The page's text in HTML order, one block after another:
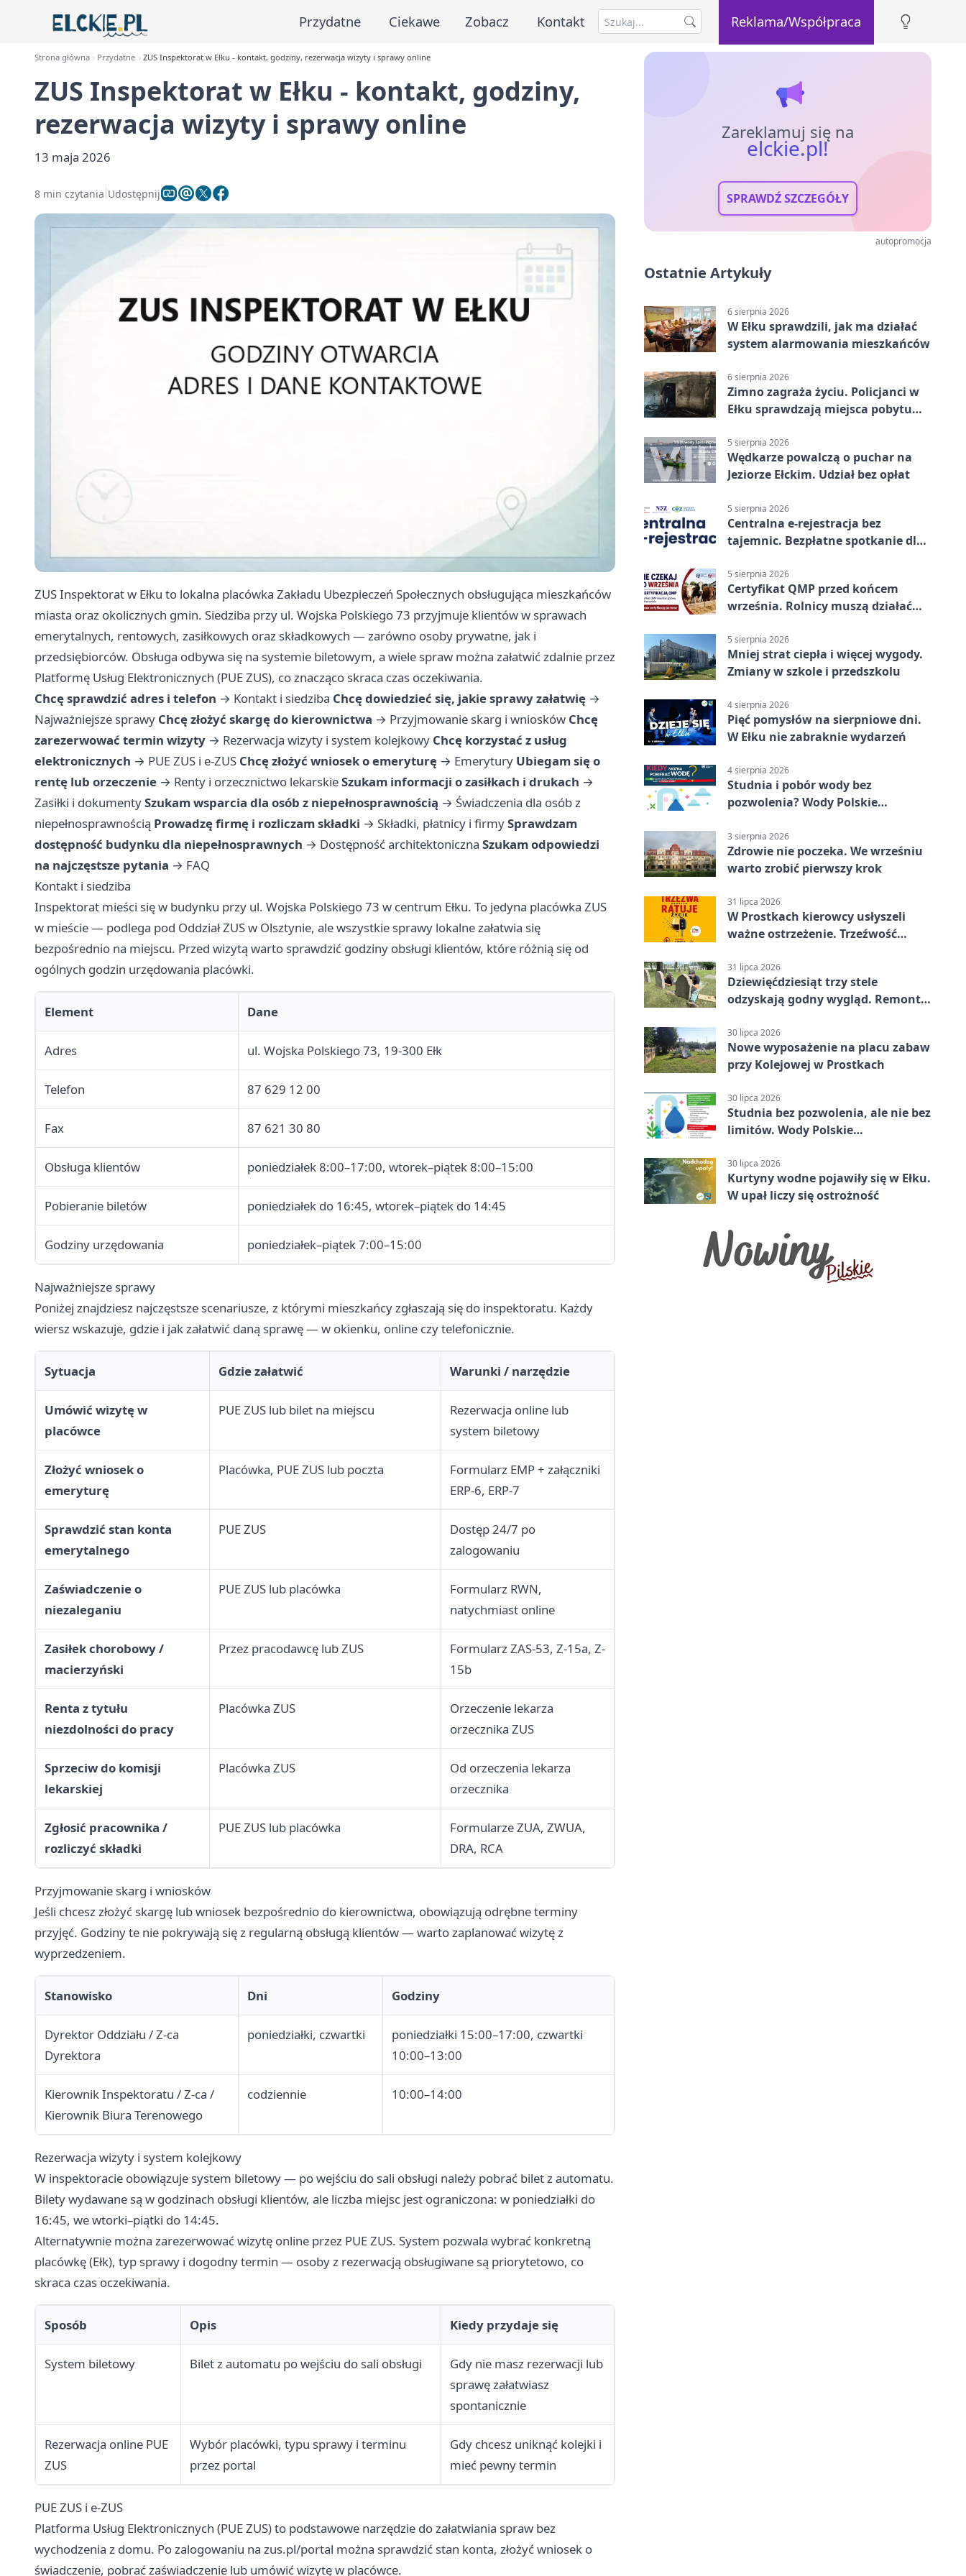
Przydatne Ciekawe Zobacz Kontakt Reklama/Współpraca
Strona główna Przydatne ZUS Inspektorat w Ełku - kontakt, godziny, rezerwacja wizyty i sprawy online
ZUS Inspektorat w Ełku - kontakt, godziny,
rezerwacja wizyty i sprawy online
13 maja 2026
8 min czytania Udostępnij
ZUS Inspektorat w Ełku to lokalna placówka Zakładu Ubezpieczeń Społecznych obsługująca mieszkańców
miasta oraz okolicznych gmin. Siedziba przy ul. Wojska Polskiego 73 przyjmuje klientów w sprawach
emerytalnych, rentowych, zasiłkowych oraz składkowych — zarówno osoby prywatne, jak i
przedsiębiorców. Obsługa odbywa się na systemie biletowym, a wiele spraw można załatwić zdalnie przez
Platformę Usług Elektronicznych (PUE ZUS), co znacząco skraca czas oczekiwania.
Chcę sprawdzić adres i telefon → Kontakt i siedziba Chcę dowiedzieć się, jakie sprawy załatwię →
Najważniejsze sprawy Chcę złożyć skargę do kierownictwa → Przyjmowanie skarg i wniosków Chcę
zarezerwować termin wizyty → Rezerwacja wizyty i system kolejkowy Chcę korzystać z usług
elektronicznych → PUE ZUS i e-ZUS Chcę złożyć wniosek o emeryturę → Emerytury Ubiegam się o
rentę lub orzeczenie → Renty i orzecznictwo lekarskieSzukam informacji o zasiłkach i drukach →
Zasiłki i dokumentySzukam wsparcia dla osób z niepełnosprawnością → Świadczenia dla osób z
niepełnosprawnością Prowadzę firmę i rozliczam składki → Składki, płatnicy i firmySprawdzam
dostępność budynku dla niepełnosprawnych → Dostępność architektoniczna Szukam odpowiedzi
na najczęstsze pytania → FAQ
Kontakt i siedziba
Inspektorat mieści się w budynku przy ul. Wojska Polskiego 73 w centrum Ełku. To jedyna placówka ZUS
w mieście — podlega pod Oddział ZUS w Olsztynie, ale wszystkie sprawy lokalne załatwia się
bezpośrednio na miejscu. Przed wizytą warto sprawdzić godziny obsługi klientów, które różnią się od
ogólnych godzin urzędowania placówki.
Element Dane
Adres ul. Wojska Polskiego 73, 19-300 Ełk
Telefon 87 629 12 00
Fax 87 621 30 80
Obsługa klientów poniedziałek 8:00–17:00, wtorek–piątek 8:00–15:00
Pobieranie biletów poniedziałek do 16:45, wtorek–piątek do 14:45
Godziny urzędowania poniedziałek–piątek 7:00–15:00
Najważniejsze sprawy
Poniżej znajdziesz najczęstsze scenariusze, z którymi mieszkańcy zgłaszają się do inspektoratu. Każdy
wiersz wskazuje, gdzie i jak załatwić daną sprawę — w okienku, online czy telefonicznie.
Sytuacja Gdzie załatwić Warunki / narzędzie
Umówić wizytę w
placówce
PUE ZUS lub bilet na miejscu
Rezerwacja online lub
system biletowy
Złożyć wniosek o
emeryturę
Placówka, PUE ZUS lub poczta
Formularz EMP + załączniki
ERP-6, ERP-7
Sprawdzić stan konta
emerytalnego
PUE ZUS
Dostęp 24/7 po
zalogowaniu
Zaświadczenie o
niezaleganiu
PUE ZUS lub placówka
Formularz RWN,
natychmiast online
Zasiłek chorobowy /
macierzyński
Przez pracodawcę lub ZUS
Formularz ZAS-53, Z-15a, Z-
15b
Renta z tytułu
niezdolności do pracy
Placówka ZUS
Orzeczenie lekarza
orzecznika ZUS
Sprzeciw do komisji
lekarskiej
Placówka ZUS
Od orzeczenia lekarza
orzecznika
Zgłosić pracownika /
rozliczyć składki
PUE ZUS lub placówka
Formularze ZUA, ZWUA,
DRA, RCA
Przyjmowanie skarg i wniosków
Jeśli chcesz złożyć skargę lub wniosek bezpośrednio do kierownictwa, obowiązują odrębne terminy
przyjęć. Godziny te nie pokrywają się z regularną obsługą klientów — warto zaplanować wizytę z
wyprzedzeniem.
Stanowisko Dni Godziny
Dyrektor Oddziału / Z-ca
Dyrektora
poniedziałki, czwartki
poniedziałki 15:00–17:00, czwartki
10:00–13:00
Kierownik Inspektoratu / Z-ca /
Kierownik Biura Terenowego
codziennie 10:00–14:00
Rezerwacja wizyty i system kolejkowy
W inspektoracie obowiązuje system biletowy — po wejściu do sali obsługi należy pobrać bilet z automatu.
Bilety wydawane są w godzinach obsługi klientów, ale liczba miejsc jest ograniczona: w poniedziałki do
16:45, we wtorki–piątki do 14:45.
Alternatywnie można zarezerwować wizytę online przez PUE ZUS. System pozwala wybrać konkretną
placówkę (Ełk), typ sprawy i dogodny termin — osoby z rezerwacją obsługiwane są priorytetowo, co
skraca czas oczekiwania.
Sposób Opis Kiedy przydaje się
System biletowy Bilet z automatu po wejściu do sali obsługi
Gdy nie masz rezerwacji lub
sprawę załatwiasz
spontanicznie
Rezerwacja online PUE
ZUS
Wybór placówki, typu sprawy i terminu
przez portal
Gdy chcesz uniknąć kolejki i
mieć pewny termin
PUE ZUS i e-ZUS
Platforma Usług Elektronicznych (PUE ZUS) to podstawowe narzędzie do załatwiania spraw bez
wychodzenia z domu. Po zalogowaniu na zus.pl/portal można sprawdzić stan konta, złożyć wniosek o
świadczenie, pobrać zaświadczenie lub umówić wizytę w placówce.
Zareklamuj się na
elckie.pl!
SPRAWDŹ SZCZEGÓŁY
autopromocja
Ostatnie Artykuły
6 sierpnia 2026
W Ełku sprawdzili, jak ma działać
system alarmowania mieszkańców
6 sierpnia 2026
Zimno zagraża życiu. Policjanci w
Ełku sprawdzają miejsca pobytu
5 sierpnia 2026
Wędkarze powalczą o puchar na
Jeziorze Ełckim. Udział bez opłat
5 sierpnia 2026
Centralna e-rejestracja bez
tajemnic. Bezpłatne spotkanie dla
5 sierpnia 2026
Certyfikat QMP przed końcem
września. Rolnicy muszą działać
5 sierpnia 2026
Mniej strat ciepła i więcej wygody.
Zmiany w szkole i przedszkolu
4 sierpnia 2026
Pięć pomysłów na sierpniowe dni.
W Ełku nie zabraknie wydarzeń
4 sierpnia 2026
Studnia i pobór wody bez
pozwolenia? Wody Polskie
3 sierpnia 2026
Zdrowie nie poczeka. We wrześniu
warto zrobić pierwszy krok
31 lipca 2026
W Prostkach kierowcy usłyszeli
ważne ostrzeżenie. Trzeźwość
31 lipca 2026
Dziewięćdziesiąt trzy stele
odzyskają godny wygląd. Remont
30 lipca 2026
Nowe wyposażenie na placu zabaw
przy Kolejowej w Prostkach
30 lipca 2026
Studnia bez pozwolenia, ale nie bez
limitów. Wody Polskie
30 lipca 2026
Kurtyny wodne pojawiły się w Ełku.
W upał liczy się ostrożność